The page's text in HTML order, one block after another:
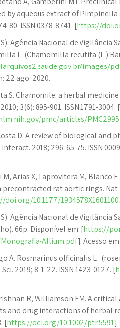
by aqueous extract of Pimpinella
80. ISSN 0378-8741. [https://
Agência Nacional de Vigilância
L. (Chamomilla recutita (L.)
images/
22 ago. 2020.
S. Chamomile: a herbal
3(6): 895-901. ISSN 1791-3004. [
pmc/articles/
D. A review of biological and
2018; 296: 65-75. ISSN
M, Arias X, Laprovitera M, Blanco
rat aortic rings. Nat
doi.org/10.1177/
Agência Nacional de Vigilância
66p. Disponível em: [https://
Allium.pdf]. Acesso
A. Rosmarinus officinalis L .
2019; 8: 1-22. ISSN 1423-0127. [
R, Williamson EM. A
and drug interactions of herbal
[https://doi.org/10.1002/ptr.5591